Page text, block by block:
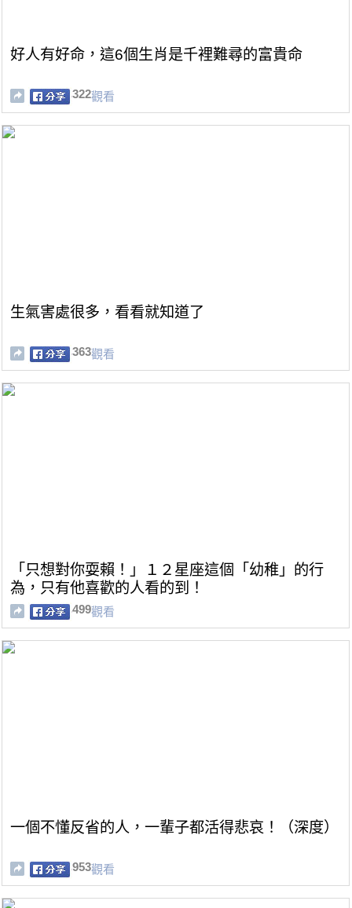
好人有好命，這6個生肖是千裡難尋的富貴命
322觀看
生氣害處很多，看看就知道了
363觀看
「只想對你耍賴！」１２星座這個「幼稚」的行
為，只有他喜歡的人看的到！
499觀看
一個不懂反省的人，一輩子都活得悲哀！（深度）
953觀看